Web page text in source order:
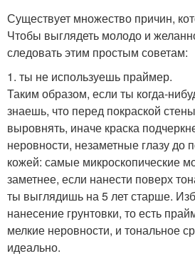
Существует множество причин,
Чтобы выглядеть молодо и
следовать этим простым советам:
1. ты не используешь праймер.
Таким образом, если ты когда-
знаешь, что перед покраской
выровнять, иначе краска
неровности, незаметные глазу до
кожей: самые микроскопические
заметнее, если нанести поверх
ты выглядишь на 5 лет старше.
нанесение грунтовки, то есть
мелкие неровности, и тональное
идеально.